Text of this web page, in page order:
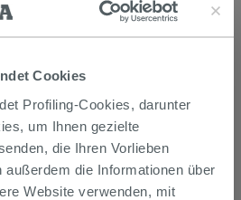
Cookies
Profiling-Cookies, darunter
um Ihnen gezielte
die Ihren Vorlieben
die Informationen über
Website verwenden, mit
DIESEN ARTIKEL
KAUFTEN